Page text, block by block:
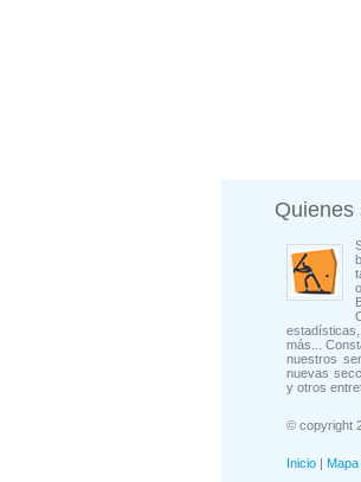
Quienes
más...
nuestros
nuevas
y otros
© copyright
Inicio |